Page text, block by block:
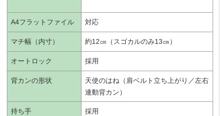
A4フラットファイル 対応
マチ幅（内寸） 約12㎝（スゴカルのみ13㎝）
オートロック 採用
背カンの形状
天使のはね（肩ベルト立ち上がり／左右
連動背カン）
持ち手 採用